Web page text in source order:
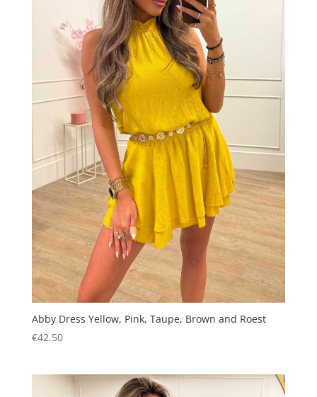
Abby Dress Yellow, Pink, Taupe, Brown and Roest
€42.50